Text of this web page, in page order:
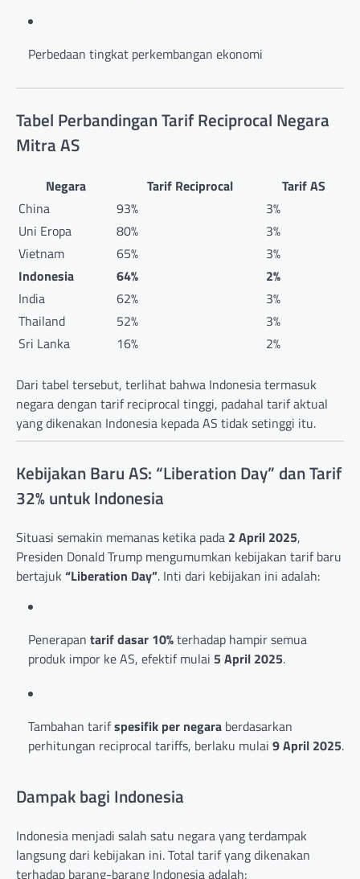
Perbedaan tingkat perkembangan ekonomi
Tabel Perbandingan Tarif Reciprocal Negara
Mitra AS
Negara Tarif Reciprocal
Tarif AS
China
93%
3%
Uni Eropa
80%
3%
Vietnam
65%
3%
Indonesia
64%
2%
India
62%
3%
Thailand
52%
3%
Sri Lanka
16% 2%
Dari tabel tersebut, terlihat bahwa Indonesia termasuk
negara dengan tarif reciprocal tinggi, padahal tarif aktual
yang dikenakan Indonesia kepada AS tidak setinggi itu.
Kebijakan Baru AS: “Liberation Day” dan Tarif
32% untuk Indonesia
Situasi semakin memanas ketika pada 2 April 2025,
Presiden Donald Trump mengumumkan kebijakan tarif baru
bertajuk “Liberation Day”. Inti dari kebijakan ini adalah:
Penerapan tarif dasar 10%terhadap hampir semua
produk impor ke AS, efektif mulai 5 April 2025.
Tambahan tarifspesifik per negara berdasarkan
perhitungan reciprocal tariffs, berlaku mulai 9 April 2025.
Dampak bagi Indonesia
Indonesia menjadi salah satu negara yang terdampak
langsung dari kebijakan ini. Total tarif yang dikenakan
terhadap barang-barang Indonesia adalah: